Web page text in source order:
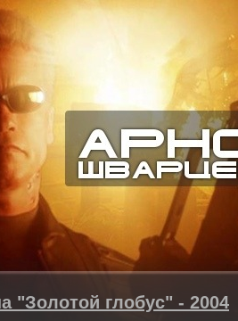
"Золотой глобус" - 2004